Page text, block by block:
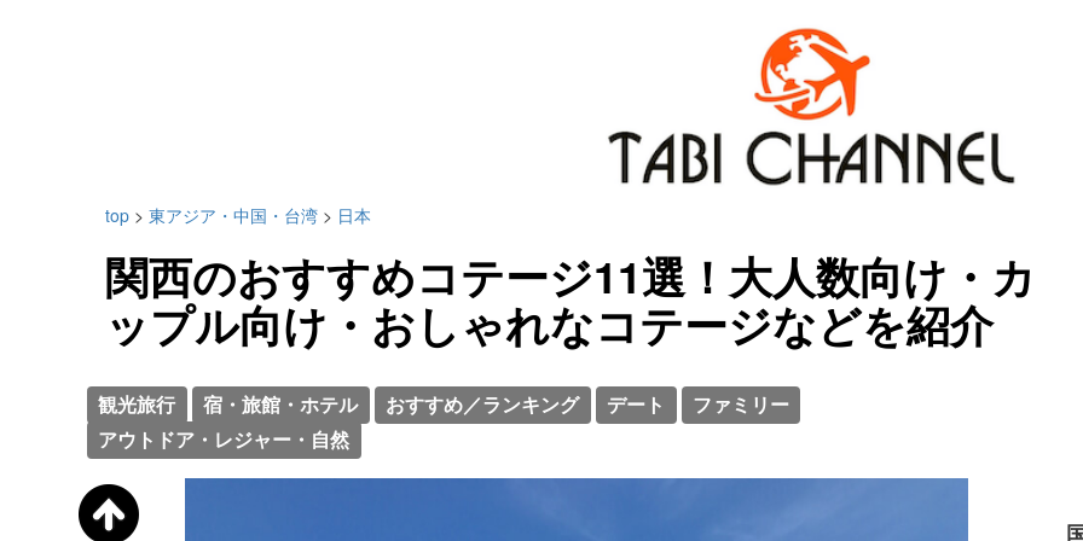
top > 東アジア・中国・台湾 > 日本
関西のおすすめコテージ11選！大人数向け・カ
ップル向け・おしゃれなコテージなどを紹介
観光旅行 宿・旅館・ホテル おすすめ／ランキング デート
ファミリー
アウトドア・レジャー・自然